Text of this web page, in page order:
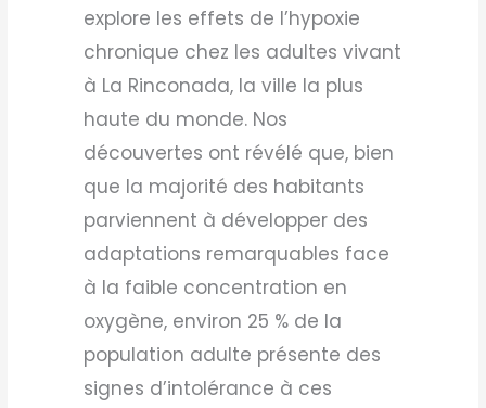
explore les effets de l’hypoxie
chronique chez les adultes vivant
à La Rinconada, la ville la plus
haute du monde. Nos
découvertes ont révélé que, bien
que la majorité des habitants
parviennent à développer des
adaptations remarquables face
à la faible concentration en
oxygène, environ 25 % de la
population adulte présente des
signes d’intolérance à ces